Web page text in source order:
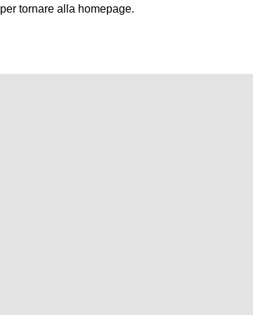
per tornare alla homepage.